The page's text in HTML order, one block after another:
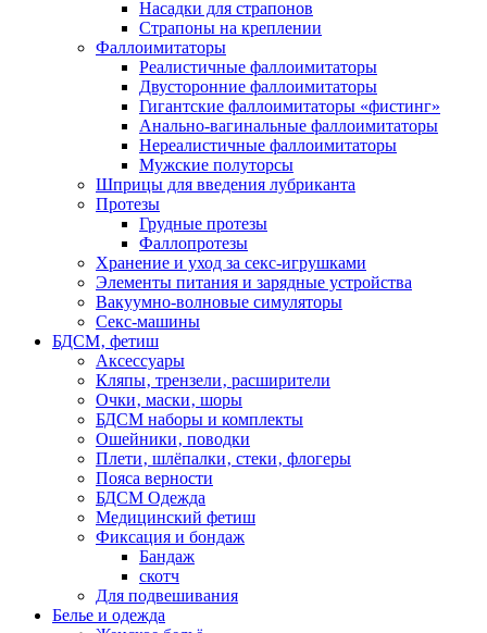
Насадки для страпонов
Страпоны на креплении
Фаллоимитаторы
Реалистичные фаллоимитаторы
Двусторонние фаллоимитаторы
Гигантские фаллоимитаторы «фистинг»
Анально-вагинальные фаллоимитаторы
Нереалистичные фаллоимитаторы
Мужские полуторсы
Шприцы для введения лубриканта
Протезы
Грудные протезы
Фаллопротезы
Хранение и уход за секс-игрушками
Элементы питания и зарядные устройства
Вакуумно-волновые симуляторы
Секс-машины
БДСМ‚ фетиш
Аксессуары
Кляпы‚ трензели‚ расширители
Очки‚ маски‚ шоры
БДСМ наборы и комплекты
Ошейники‚ поводки
Плети‚ шлёпалки‚ стеки‚ флогеры
Пояса верности
БДСМ Одежда
Медицинский фетиш
Фиксация и бондаж
Бандаж
скотч
Для подвешивания
Белье и одежда